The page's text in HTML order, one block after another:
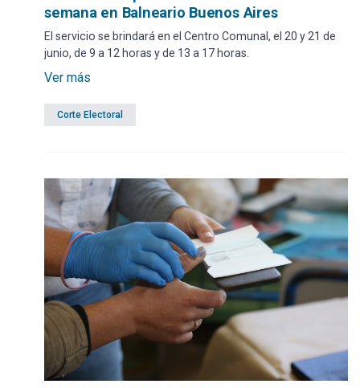
semana en Balneario Buenos Aires
El servicio se brindará en el Centro Comunal, el 20 y 21 de
junio, de 9 a 12 horas y de 13 a 17 horas.
Ver más
Corte Electoral